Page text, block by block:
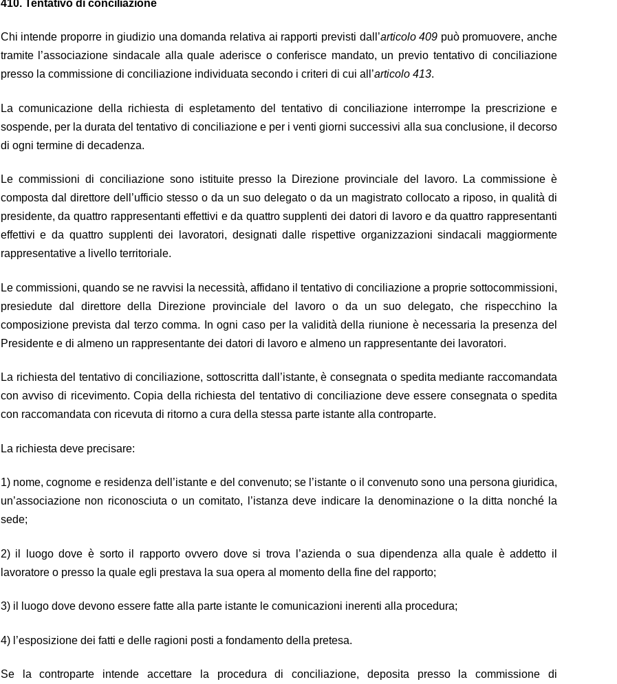
410. Tentativo di conciliazione
Chi intende proporre in giudizio una domanda relativa ai rapporti previsti dall’articolo 409 può promuovere, anche
tramite l’associazione sindacale alla quale aderisce o conferisce mandato, un previo tentativo di conciliazione
presso la commissione di conciliazione individuata secondo i criteri di cui all’articolo 413.
La comunicazione della richiesta di espletamento del tentativo di conciliazione interrompe la prescrizione e
sospende, per la durata del tentativo di conciliazione e per i venti giorni successivi alla sua conclusione, il decorso
di ogni termine di decadenza.
Le commissioni di conciliazione sono istituite presso la Direzione provinciale del lavoro. La commissione è
composta dal direttore dell’ufficio stesso o da un suo delegato o da un magistrato collocato a riposo, in qualità di
presidente, da quattro rappresentanti effettivi e da quattro supplenti dei datori di lavoro e da quattro rappresentanti
effettivi e da quattro supplenti dei lavoratori, designati dalle rispettive organizzazioni sindacali maggiormente
rappresentative a livello territoriale.
Le commissioni, quando se ne ravvisi la necessità, affidano il tentativo di conciliazione a proprie sottocommissioni,
presiedute dal direttore della Direzione provinciale del lavoro o da un suo delegato, che rispecchino la
composizione prevista dal terzo comma. In ogni caso per la validità della riunione è necessaria la presenza del
Presidente e di almeno un rappresentante dei datori di lavoro e almeno un rappresentante dei lavoratori.
La richiesta del tentativo di conciliazione, sottoscritta dall’istante, è consegnata o spedita mediante raccomandata
con avviso di ricevimento. Copia della richiesta del tentativo di conciliazione deve essere consegnata o spedita
con raccomandata con ricevuta di ritorno a cura della stessa parte istante alla controparte.
La richiesta deve precisare:
1) nome, cognome e residenza dell’istante e del convenuto; se l’istante o il convenuto sono una persona giuridica,
un’associazione non riconosciuta o un comitato, l’istanza deve indicare la denominazione o la ditta nonché la
sede;
2) il luogo dove è sorto il rapporto ovvero dove si trova l’azienda o sua dipendenza alla quale è addetto il
lavoratore o presso la quale egli prestava la sua opera al momento della fine del rapporto;
3) il luogo dove devono essere fatte alla parte istante le comunicazioni inerenti alla procedura;
4) l’esposizione dei fatti e delle ragioni posti a fondamento della pretesa.
Se la controparte intende accettare la procedura di conciliazione, deposita presso la commissione di